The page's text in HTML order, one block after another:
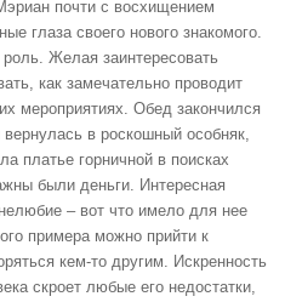
почти с восхищением
глаза своего нового знакомого.
Желая заинтересовать
как замечательно проводит
мероприятиях. Обед закончился
в роскошный особняк,
платье горничной в поисках
были деньги. Интересная
– вот что имело для нее
примера можно прийти к
кем-то другим. Искренность
скроет любые его недостатки,